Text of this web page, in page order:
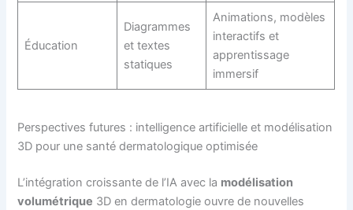
Éducation
Diagrammes
et textes
statiques
Animations, modèles
interactifs et
apprentissage
immersif
Perspectives futures : intelligence artificielle et modélisation
3D pour une santé dermatologique optimisée
L’intégration croissante de l’IA avec la modélisation
volumétrique 3D en dermatologie ouvre de nouvelles